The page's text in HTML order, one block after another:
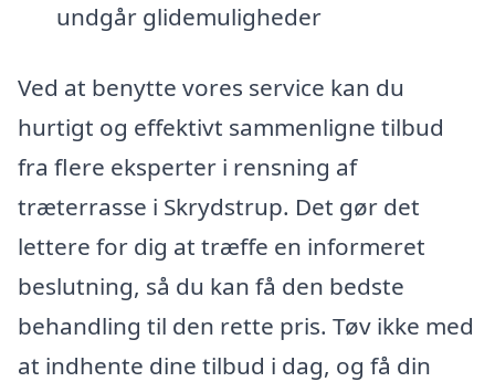
undgår glidemuligheder
Ved at benytte vores service kan du
hurtigt og effektivt sammenligne tilbud
fra flere eksperter i rensning af
træterrasse i Skrydstrup. Det gør det
lettere for dig at træffe en informeret
beslutning, så du kan få den bedste
behandling til den rette pris. Tøv ikke med
at indhente dine tilbud i dag, og få din